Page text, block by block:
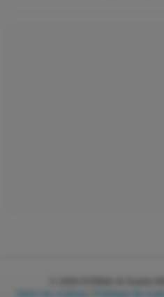
Gérer les cookies